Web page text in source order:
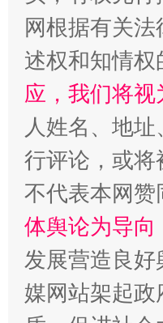
“蜀中异人”王建安
网根据有关
述权和知情权
应，我们将
人姓名、地
行评论，或
不代表本网
体舆论为导向
发展营造良
媒网站架起